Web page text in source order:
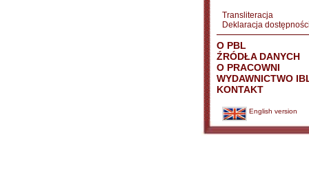
Transliteracja
Deklaracja
O PBL
ŹRÓDŁA DANYCH
O PRACOWNI
WYDAWNICTWO
KONTAKT
English version